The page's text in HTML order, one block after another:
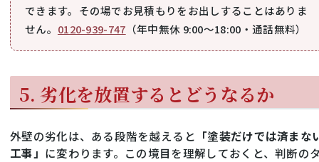
できます。その場でお見積もりをお出しすることはありま
せん。 0120-939-747 （年中無休 9:00〜18:00・通話無料）
5. 劣化を放置するとどうなるか
外壁の劣化は、ある段階を越えると 「塗装だけでは済まな
工事」 に変わります。この境目を理解しておくと、判断の